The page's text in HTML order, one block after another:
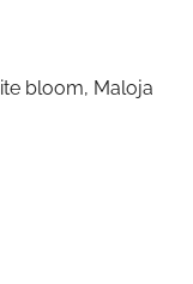
bloom, Maloja